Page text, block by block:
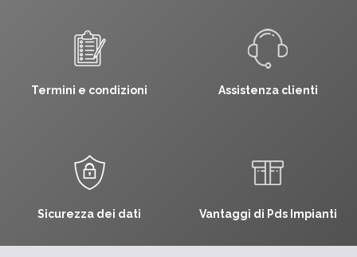
Termini e condizioni Assistenza clienti
Sicurezza dei dati Vantaggi di Pds Impianti